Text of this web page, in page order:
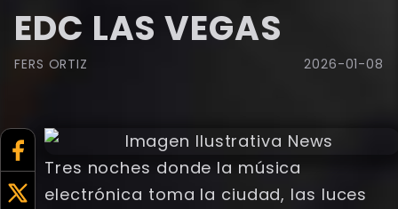
EDC LAS VEGAS
FERS ORTIZ 2026-01-08
Tres noches donde la música
electrónica toma la ciudad, las luces